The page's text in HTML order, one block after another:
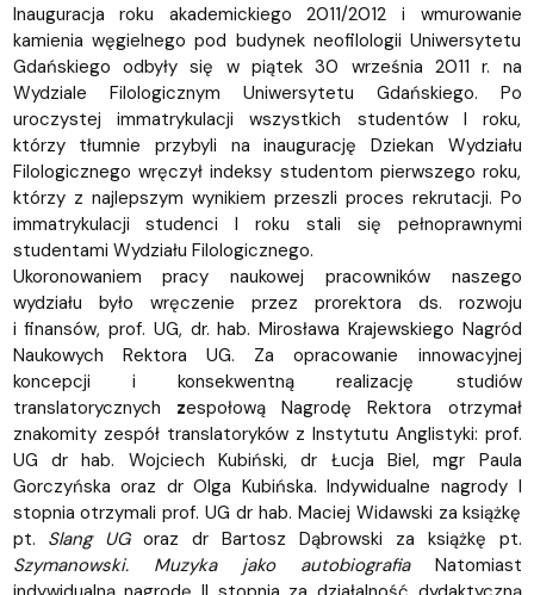
Inauguracja roku akademickiego 2011/2012 i wmurowanie
kamienia węgielnego pod budynek neofilologii Uniwersytetu
Gdańskiego odbyły się w piątek 30 września 2011 r. na
Wydziale Filologicznym Uniwersytetu Gdańskiego. Po
uroczystej immatrykulacji wszystkich studentów I roku,
którzy tłumnie przybyli na inaugurację Dziekan Wydziału
Filologicznego wręczył indeksy studentom pierwszego roku,
którzy z najlepszym wynikiem przeszli proces rekrutacji. Po
immatrykulacji studenci I roku stali się pełnoprawnymi
studentami Wydziału Filologicznego.
Ukoronowaniem pracy naukowej pracowników naszego
wydziału było wręczenie przez prorektora ds. rozwoju
i finansów, prof. UG, dr. hab. Mirosława Krajewskiego Nagród
Naukowych Rektora UG. Za opracowanie innowacyjnej
koncepcji i konsekwentną realizację studiów
translatorycznych
zespołową Nagrodę Rektora otrzymał
znakomity zespół translatoryków z Instytutu Anglistyki: prof.
UG dr hab. Wojciech Kubiński, dr Łucja Biel, mgr Paula
Gorczyńska oraz dr Olga Kubińska. Indywidualne nagrody I
stopnia otrzymali prof. UG dr hab. Maciej Widawski za książkę
pt. Slang UGoraz dr Bartosz Dąbrowski za książkę pt.
Szymanowski. Muzyka jako autobiografia Natomiast